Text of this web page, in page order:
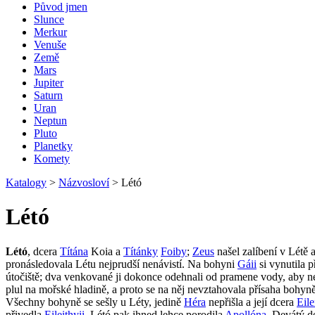
Původ jmen
Slunce
Merkur
Venuše
Země
Mars
Jupiter
Saturn
Uran
Neptun
Pluto
Planetky
Komety
Katalogy > Názvosloví > Létó
Létó
Létó, dcera Títána Koia a Títánky Foiby; Zeus našel zalíbení v Létě
pronásledovala Létu nejprudší nenávistí. Na bohyni Gáii si vynutila
útočiště; dva venkované ji dokonce odehnali od pramene vody, aby
plul na mořské hladině, a proto se na něj nevztahovala přísaha
Všechny bohyně se sešly u Léty, jedině Héra nepřišla a její dcera